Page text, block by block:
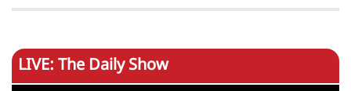
LIVE: The Daily Show